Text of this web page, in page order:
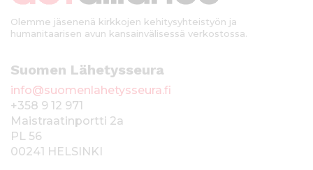
Olemme jäsenenä kirkkojen kehitysyhteistyön ja
humanitaarisen avun kansainvälisessä verkostossa.
Suomen Lähetysseura
info@suomenlahetysseura.fi
+358 9 12 971
Maistraatinportti 2a
PL 56
00241 HELSINKI